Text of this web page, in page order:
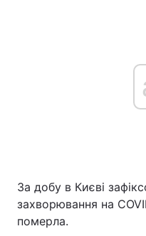
За добу в Києві
захворювання на
померла.